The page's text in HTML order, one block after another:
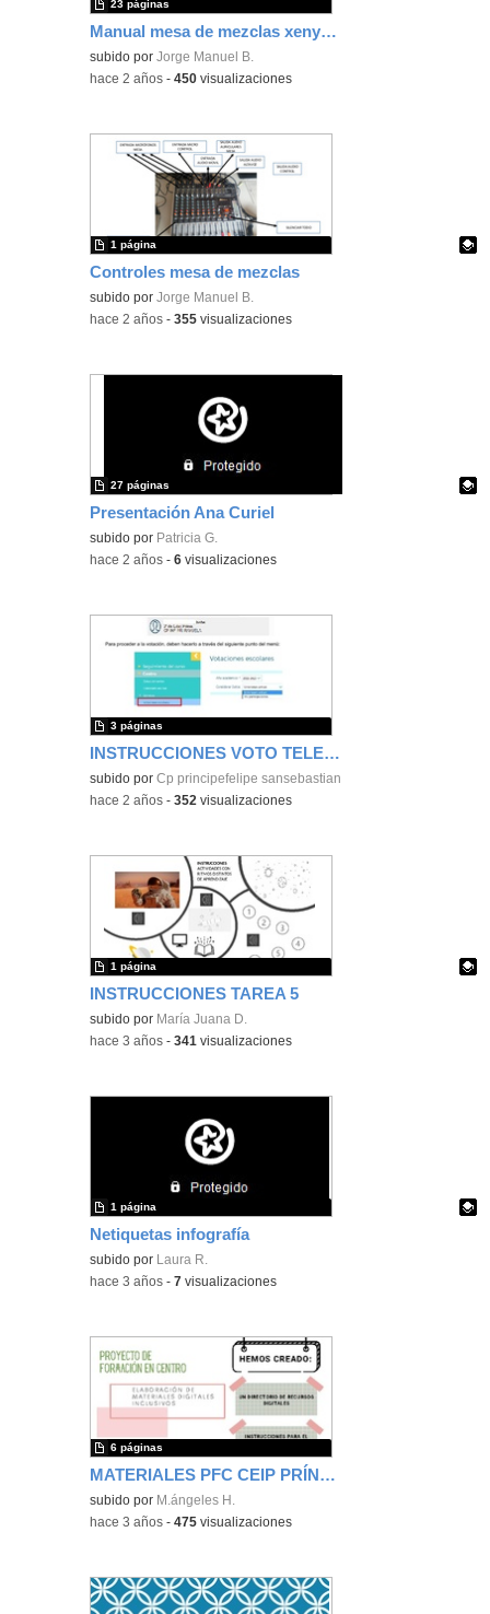
Manual mesa de mezclas xenyx x1222
subido porJorge Manuel B.
23 páginas
-hace 2 años -450 visualizaciones
Controles mesa de mezclas
Contenido educativo.
subido porJorge Manuel B.
1 página
-hace 2 años -355 visualizaciones
Presentación Ana Curiel
Contenido educativo.
subido por Patricia G.
27 páginas
-hace 2 años -6 visualizaciones
INSTRUCCIONES VOTO TELEMÁTICO JORNADA
subido porCp principefelipe sansebastian
3 páginas
-hace 2 años -352 visualizaciones
INSTRUCCIONES TAREA 5
Contenido educativo.
subido por María Juana D.
1 página
-hace 3 años -341 visualizaciones
Netiquetas infografía
Contenido educativo.
subido por Laura R.
1 página
-hace 3 años -7 visualizaciones
MATERIALES PFC CEIP PRÍNCIPE FELIPE
subido por M.ángeles H.
6 páginas
-hace 3 años -475 visualizaciones